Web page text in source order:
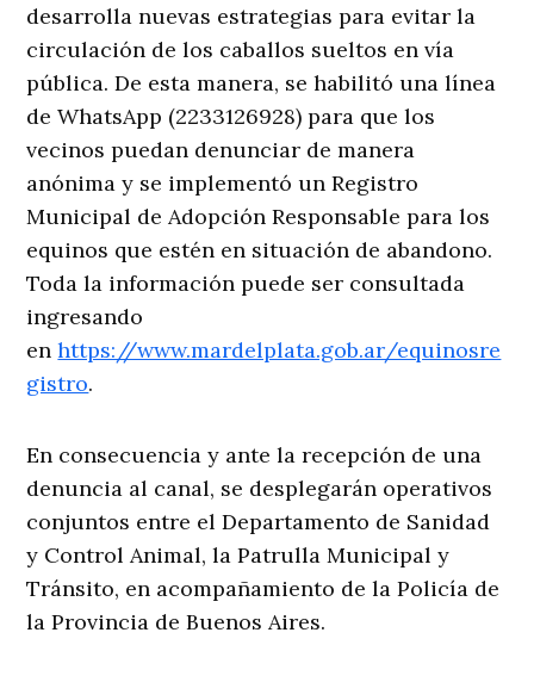
desarrolla nuevas estrategias para evitar la
circulación de los caballos sueltos en vía
pública. De esta manera, se habilitó una línea
de WhatsApp (2233126928) para que los
vecinos puedan denunciar de manera
anónima y se implementó un Registro
Municipal de Adopción Responsable para los
equinos que estén en situación de abandono.
Toda la información puede ser consultada
ingresando
enhttps://www.mardelplata.gob.ar/equinosre
gistro.
En consecuencia y ante la recepción de una
denuncia al canal, se desplegarán operativos
conjuntos entre el Departamento de Sanidad
y Control Animal, la Patrulla Municipal y
Tránsito, en acompañamiento de la Policía de
la Provincia de Buenos Aires.